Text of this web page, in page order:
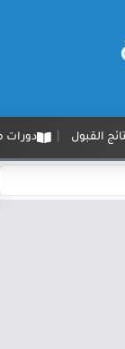
القبول دورات